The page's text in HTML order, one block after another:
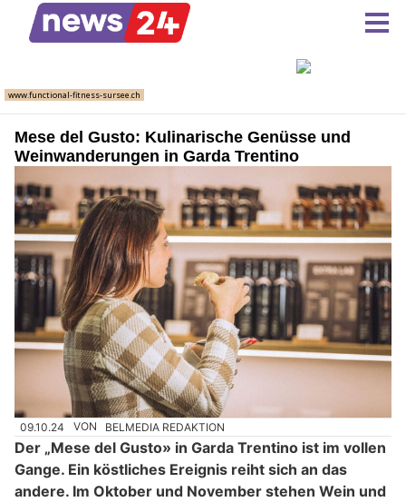
Mese del Gusto: Kulinarische Genüsse und
Weinwanderungen in Garda Trentino
09.10.24 VON BELMEDIA REDAKTION
Der „Mese del Gusto» in Garda Trentino ist im vollen
Gange. Ein köstliches Ereignis reiht sich an das
andere. Im Oktober und November stehen Wein und